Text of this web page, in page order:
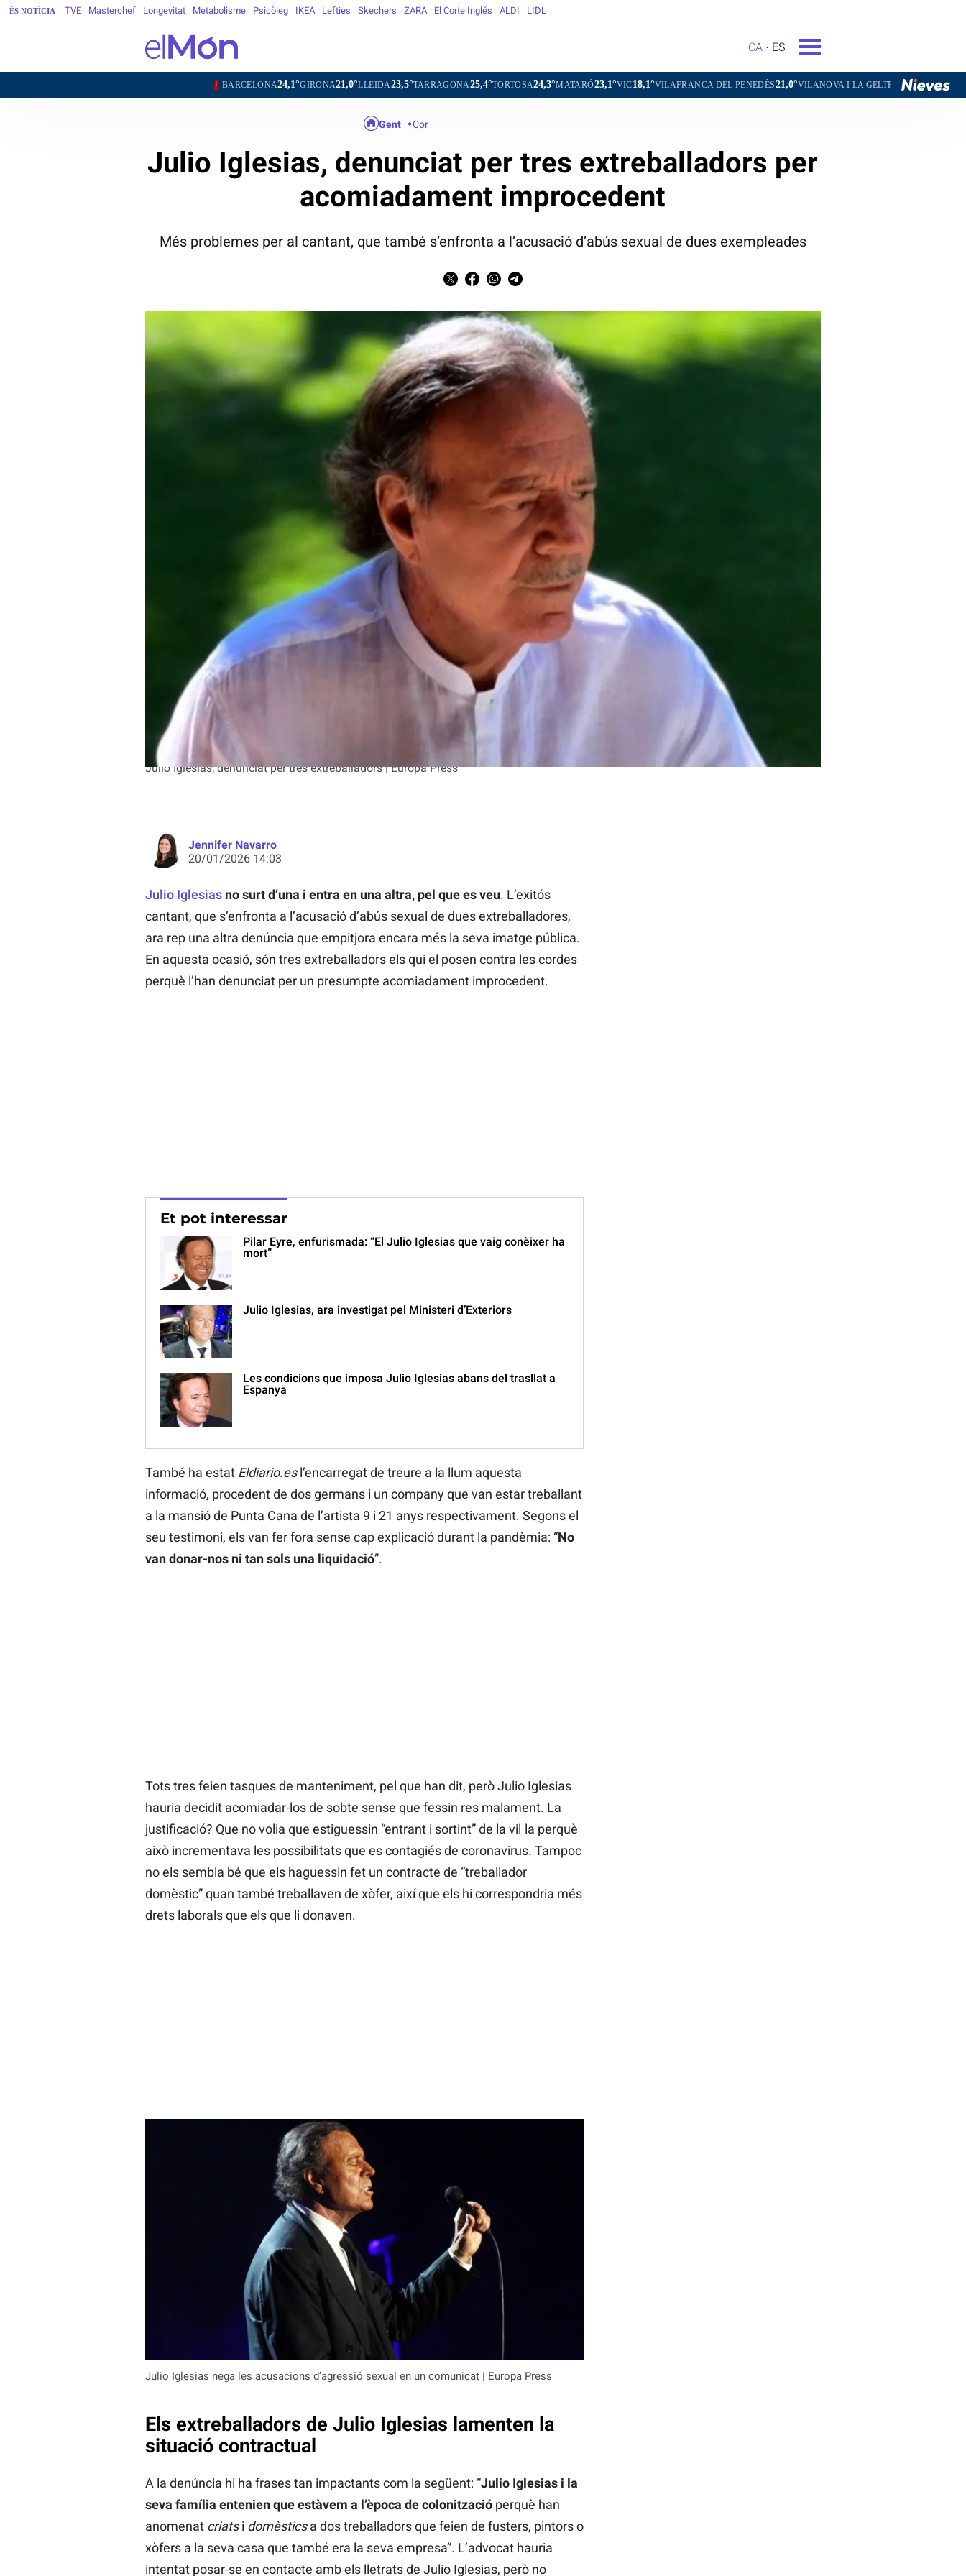
ÉS NOTÍCIA TVE Masterchef Longevitat Metabolisme Psicòleg IKEA Lefties Skechers ZARA El Corte Inglés ALDI LIDL
CA ES
BARCELONA 24,1°GIRONA21,0°LLEIDA23,5°TARRAGONA25,4°TORTOSA24,3°MATARÓ23,1°VIC18,1°VILAFRANCA DEL PENEDÈS21,0°VILANOVA I LA GELTRÚ23,8° LA SEU D'URGELL16,5°
Julio Iglesias, denunciat per tres extreballadors | Europa Press
Gent Cor
Julio Iglesias, denunciat per tres extreballadors per
acomiadament improcedent
Més problemes per al cantant, que també s’enfronta a l’acusació d’abús sexual de dues exempleades
Jennifer Navarro
20/01/2026 14:03
Julio Iglesiasno surt d’una i entra en una altra, pel que es veu. L’exitós
cantant, que s’enfronta a l’acusació d’abús sexual de dues extreballadores,
ara rep una altra denúncia que empitjora encara més la seva imatge pública.
En aquesta ocasió, són tres extreballadors els qui el posen contra les cordes
perquè l’han denunciat per un presumpte acomiadament improcedent.
Et pot interessar
Pilar Eyre, enfurismada: “El Julio Iglesias que vaig conèixer ha
mort”
Julio Iglesias, ara investigat pel Ministeri d’Exteriors
Les condicions que imposa Julio Iglesias abans del trasllat a
Espanya
També ha estat Eldiario.esl’encarregat de treure a la llum aquesta
informació, procedent de dos germans i un company que van estar treballant
a la mansió de Punta Cana de l’artista 9 i 21 anys respectivament. Segons el
seu testimoni, els van fer fora sense cap explicació durant la pandèmia: “No
van donar-nos ni tan sols una liquidació”.
Tots tres feien tasques de manteniment, pel que han dit, però Julio Iglesias
hauria decidit acomiadar-los de sobte sense que fessin res malament. La
justificació? Que no volia que estiguessin “entrant i sortint” de la vil·la perquè
això incrementava les possibilitats que es contagiés de coronavirus. Tampoc
no els sembla bé que els haguessin fet un contracte de “treballador
domèstic” quan també treballaven de xòfer, així que els hi correspondria més
drets laborals que els que li donaven.
Julio Iglesias nega les acusacions d’agressió sexual en un comunicat | Europa Press
Els extreballadors de Julio Iglesias lamenten la
situació contractual
A la denúncia hi ha frases tan impactants com la següent: “Julio Iglesias i la
seva família entenien que estàvem a l’època de colonització perquè han
anomenat criatsi domèsticsa dos treballadors que feien de fusters, pintors o
xòfers a la seva casa que també era la seva empresa”. L’advocat hauria
intentat posar-se en contacte amb els lletrats de Julio Iglesias, però no